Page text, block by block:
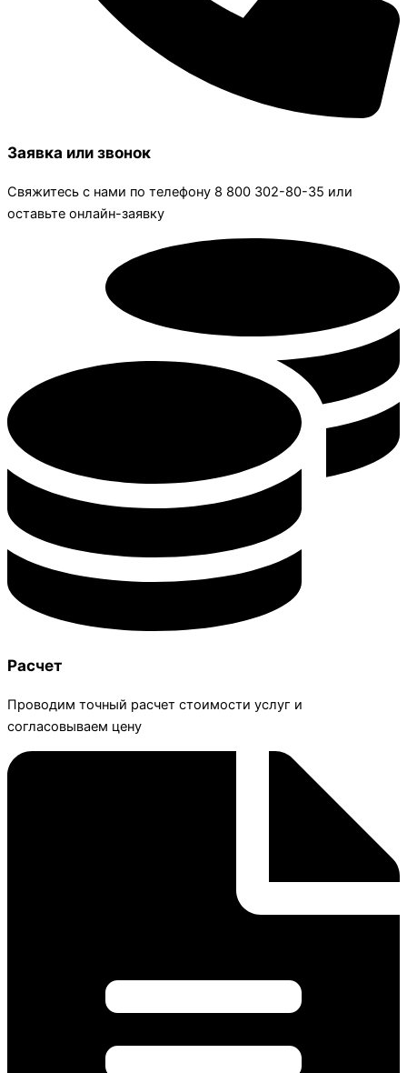
Заявка или звонок
Свяжитесь с нами по телефону 8 800 302-80-35 или
оставьте онлайн-заявку
Расчет
Проводим точный расчет стоимости услуг и
согласовываем цену